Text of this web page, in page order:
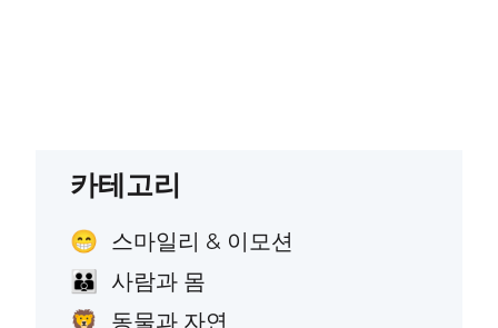
카테고리
😁 스마일리 & 이모션
👪 사람과 몸
🦁 동물과 자연